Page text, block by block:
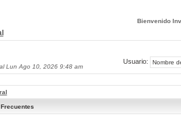
Bienvenido
Lun Ago 10, 2026 9:48 am
Usuario: